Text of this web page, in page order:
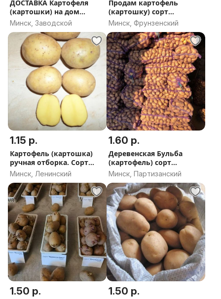
ДОСТАВКА Картофеля
(картошки) на дом
сорт''Верас''
Минск, Заводской
Продам картофель
(картошку) сорт
Королева Анна
Минск, Фрунзенский
1.15 р.
Картофель (картошка)
ручная отборка. Сорт
''Талисман''
Минск, Ленинский
1.60 р.
Деревенская Бульба
(картофель) сорт
''Зекура''
Минск, Партизанский
1.50 р. 1.50 р.